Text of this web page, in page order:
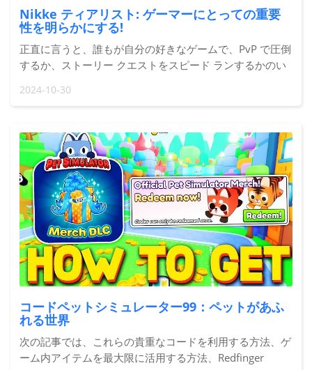
Nikke ティアリスト: ゲーマーにとっての重要
性を明らかにする!
正直に言うと、誰もが自分の好きなゲームで、PvP で圧倒
するか、ストーリー クエストをスピード ランするかのい
っています。Nikke: The Goddess of Victory のファンな
があるでしょう。しかし、この謎のランキングはどのよう
な意味を持つのでしょうか。また、なぜゲー
2024-10-30
コードペットシミュレーター99：ペットがあふ
れる世界
次の記事では、これらの貴重なコードを利用する方法、ゲ
ーム内アイテムを最大限に活用する方法、Redfinger